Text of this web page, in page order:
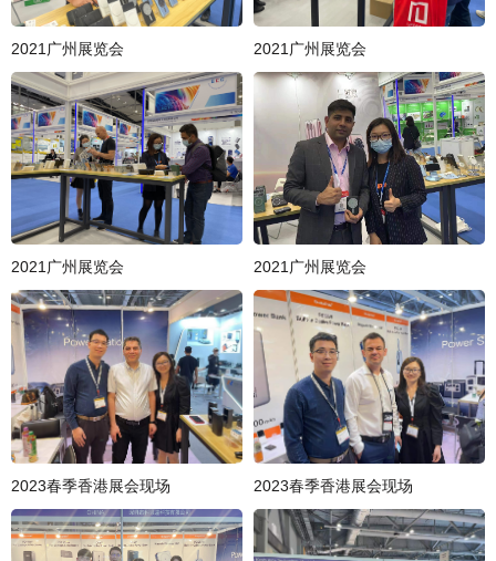
2021广州展览会 2021广州展览会
2021广州展览会 2021广州展览会
2023春季香港展会现场 2023春季香港展会现场